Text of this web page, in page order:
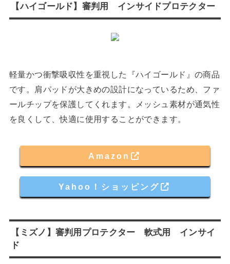
【ハイゴールド】審判用 インサイドプロテクター
軽量かつ衝撃吸収性を重視した『ハイゴールド』の商品
です。肩パッドが大きめの設計になっているため、ファ
ールチップを保護してくれます。メッシュ素材が通気性
を良くして、快適に使用することができます。
Amazon
Yahoo！ショッピング
【ミズノ】審判用プロテクター 軟式用 インサイ
ド